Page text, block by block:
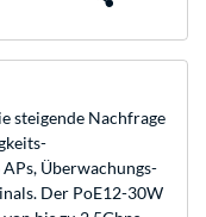
steigende Nachfrage
Überwachungs-
Der PoE12-30W